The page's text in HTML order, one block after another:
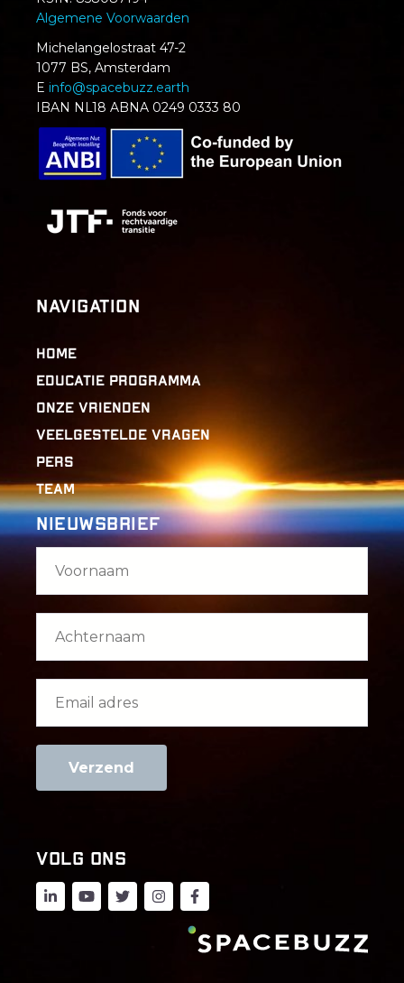
Algemene Voorwaarden
Michelangelostraat 47-2
1077 BS, Amsterdam
E info@spacebuzz.earth
IBAN NL18 ABNA 0249 0333 80
Navigation
Home
Educatie programma
Onze Vrienden
Veelgestelde vragen
Pers
Team
Nieuwsbrief
Volg ons